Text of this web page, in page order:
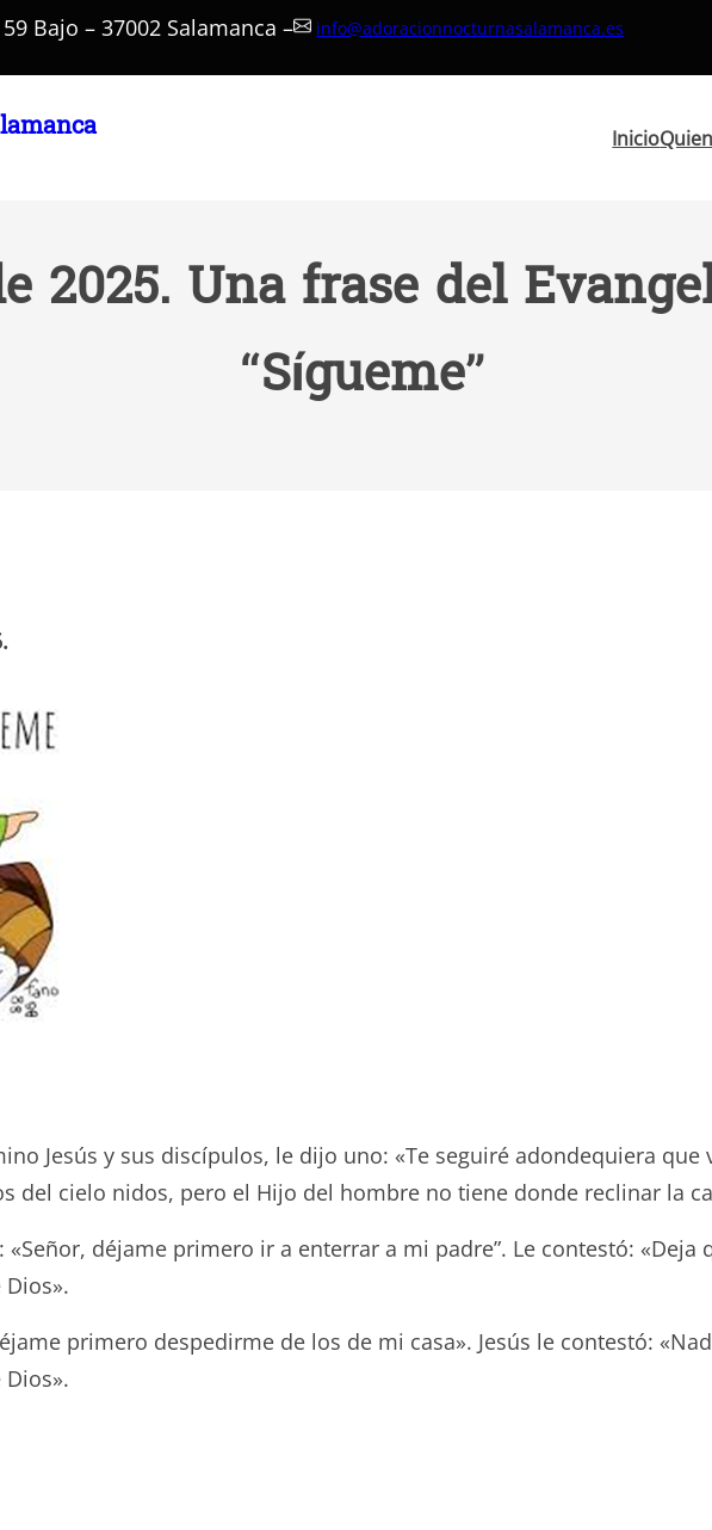
Bajo – 37002 Salamanca – info@adoracionnocturnasalamanca.es
Inicio
2025. Una frase del
“Sígueme”
Jesús y sus discípulos, le dijo uno: «Te seguiré adondequiera que
del cielo nidos, pero el Hijo del hombre no tiene donde reclinar la
déjame primero ir a enterrar a mi padre”. Le contestó:
primero despedirme de los de mi casa». Jesús le contestó: